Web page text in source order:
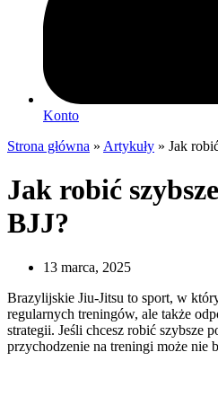
Konto
Strona główna » Artykuły » Jak
Jak robić
BJJ?
13 marca, 2025
Brazylijskie Jiu-Jitsu to sport, w
regularnych treningów, ale także
strategii. Jeśli chcesz robić szybsze
przychodzenie na treningi może nie